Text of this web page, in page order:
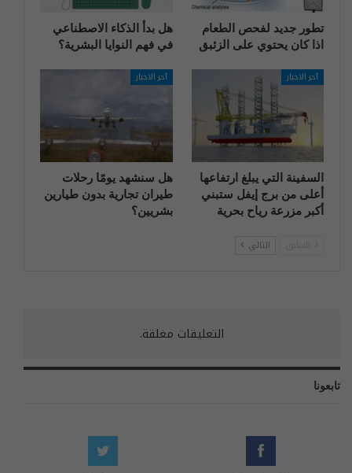
تطور جديد لفحص الطعام
اذا كان يحتوي على الزئبق
هل بدأ الذكاء الاصطناعي
في فهم النوايا البشرية؟
آخر الاخبار
السفينة التي يبلغ ارتفاعها
أعلى من برج إيفل ستبني
أكبر مزرعة رياح بحرية
آخر الاخبار
هل سنشهد يومًا رحلات
طيران تجارية بدون طيارين
بشريين؟
التالي
التعليقات مغلقة.
تابعونا